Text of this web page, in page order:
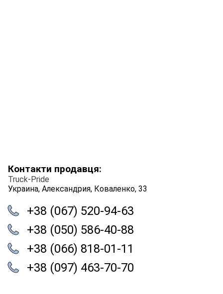
Контакти продавця:
Truck-Pride
Украина, Александрия, Коваленко, 33
+38 (067) 520-94-63
+38 (050) 586-40-88
+38 (066) 818-01-11
+38 (097) 463-70-70